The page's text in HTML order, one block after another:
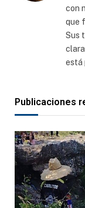
con
que
Sus
está
Publicaciones